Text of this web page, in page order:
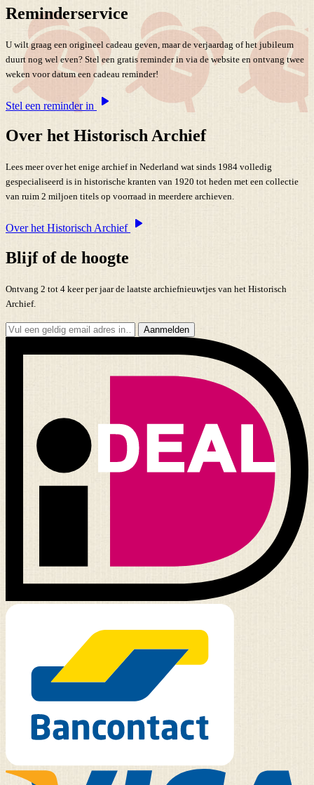
Reminderservice
U wilt graag een origineel cadeau geven, maar de verjaardag of het jubileum
duurt nog wel even? Stel een gratis reminder in via de website en ontvang twee
weken voor datum een cadeau reminder!
Stel een reminder in
Over het Historisch Archief
Lees meer over het enige archief in Nederland wat sinds 1984 volledig
gespecialiseerd is in historische kranten van 1920 tot heden met een collectie
van ruim 2 miljoen titels op voorraad in meerdere archieven.
Over het Historisch Archief
Blijf of de hoogte
Ontvang 2 tot 4 keer per jaar de laatste archiefnieuwtjes van het Historisch
Archief.
Aanmelden